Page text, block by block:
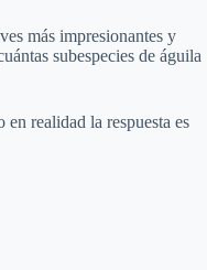
más impresionantes y
subespecies de águila
en realidad la respuesta es